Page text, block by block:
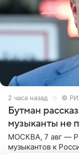
2 часа назад ©
Бутман
музыканты не
МОСКВА, 7 авг —
музыкантов к